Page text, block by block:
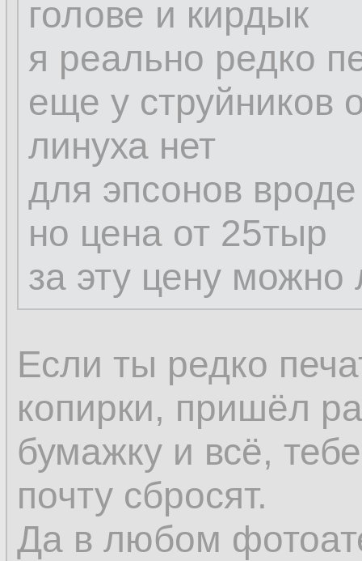
голове и кирдык
я реально редко
еще у струйников
линуха нет
для эпсонов
но цена от 25тыр
за эту цену можно
Если ты редко
копирки, пришёл
бумажку и всё,
почту сбросят.
Да в любом